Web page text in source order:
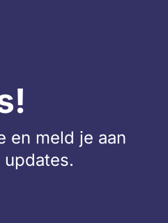
en meld je aan